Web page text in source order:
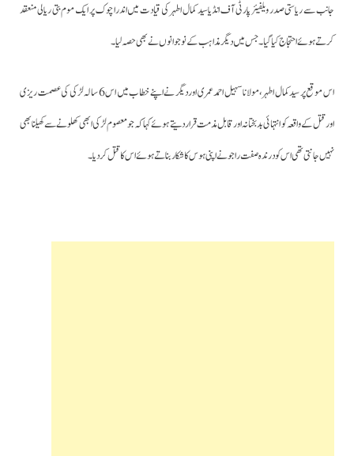
جانب سے ریاستی صدر ویلفیئر پارٹی آف انڈیا سید کمال اطہر کی قیادت میں اندرا چوک پر ایک موم بتی ریالی منعقد
کرتے ہوئے احتجاج کیا گیا۔جس میں دیگر مذاہب کے نوجوانوں نے بھی حصہ لیا۔
اس موقع پر سید کمال اطہر،مولانا سہیل احمد عمری اور دیگر نے اپنے خطاب میں اس 6 سالہ لڑکی کی عصمت ریزی
اورقتل کے واقعہ کو انتہائی بد بختانہ اور قابل مذمت قراردیتے ہوئے کہا کہ جو معصوم لڑکی ابھی کھلونے سے کھیلنا بھی
نہیں جانتی تھی اس کو درندہ صفت راجو نے اپنی ہوس کا شکار بناتے ہوئے اس کا قتل کردیا۔